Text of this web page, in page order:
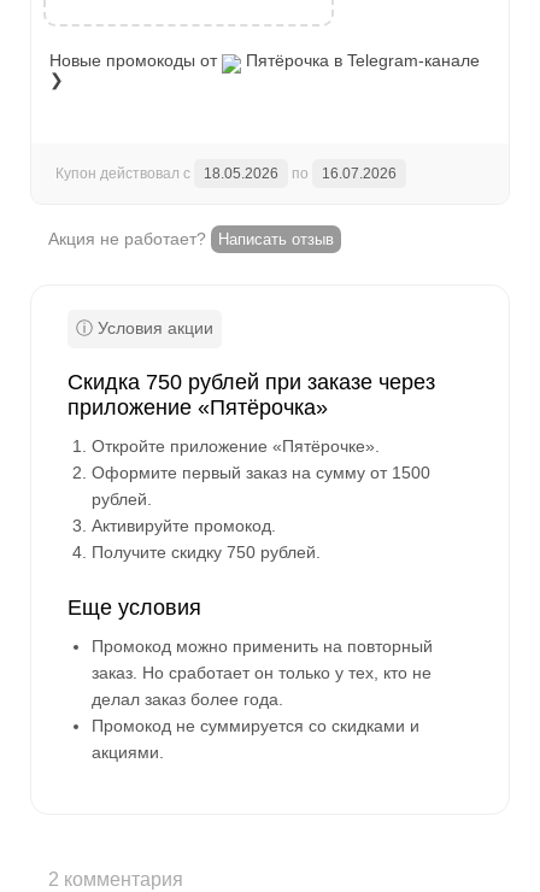
Новые промокоды от Пятёрочка в Telegram-канале
❯
Купон действовал с 18.05.2026 по 16.07.2026
Акция не работает? Написать отзыв
Скидка 750 рублей при заказе через
приложение «Пятёрочка»
Откройте приложение «Пятёрочке».
Оформите первый заказ на сумму от 1500
рублей.
Активируйте промокод.
Получите скидку 750 рублей.
Еще условия
Промокод можно применить на повторный
заказ. Но сработает он только у тех, кто не
делал заказ более года.
Промокод не суммируется со скидками и
акциями.
2 комментария